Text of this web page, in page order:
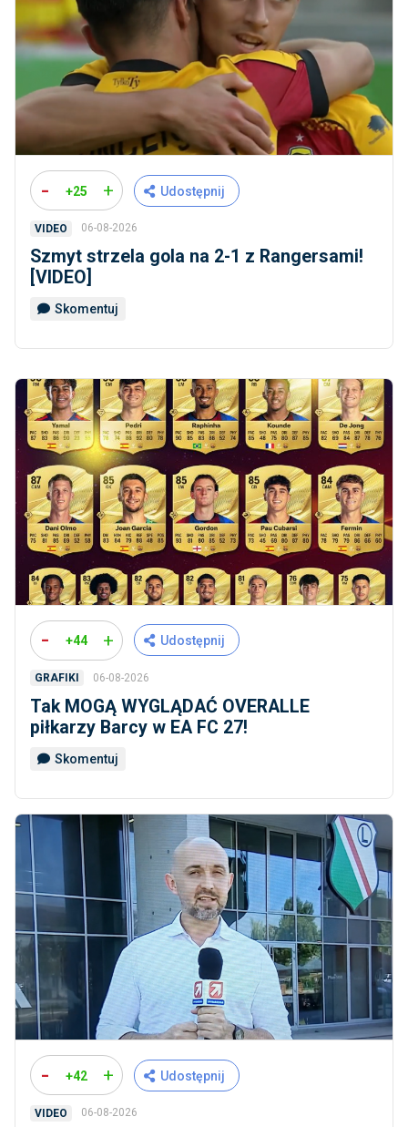
- +25 + Udostępnij
VIDEO 06-08-2026
Szmyt strzela gola na 2-1 z Rangersami!
[VIDEO]
Skomentuj
- +44 + Udostępnij
GRAFIKI 06-08-2026
Tak MOGĄ WYGLĄDAĆ OVERALLE
piłkarzy Barcy w EA FC 27!
Skomentuj
- +42 + Udostępnij
VIDEO 06-08-2026